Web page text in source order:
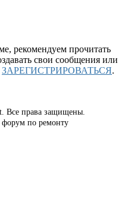
рекомендуем прочитать
свои сообщения или
ЗАРЕГИСТРИРОВАТЬСЯ.
Все права защищены.
по ремонту